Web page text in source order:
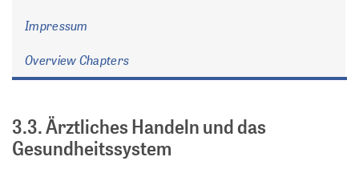
Impressum
Overview Chapters
3.3. Ärztliches Handeln und das
Gesundheitssystem